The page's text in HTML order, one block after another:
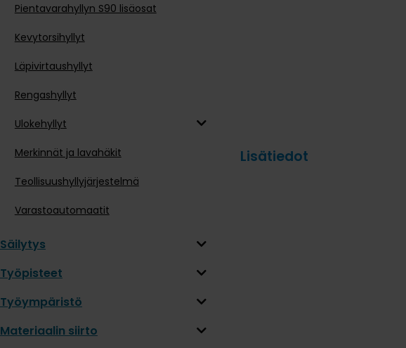
Pientavarahyllyn S90 lisäosat
Kevytorsihyllyt
Läpivirtaushyllyt
Rengashyllyt
Ulokehyllyt
Merkinnät ja lavahäkit
Teollisuushyllyjärjestelmä
Varastoautomaatit
Säilytys
Työpisteet
Työympäristö
Materiaalin siirto
Lisätiedot